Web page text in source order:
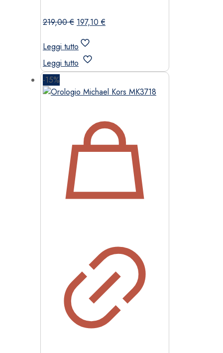
219,00€ Il
originale
era:
219,00 €.
197,10€
197,10 €.
Leggi tutto
Leggi tutto
-15%